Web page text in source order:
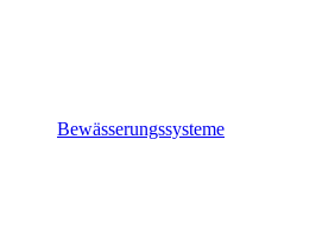
Bewässerungssysteme